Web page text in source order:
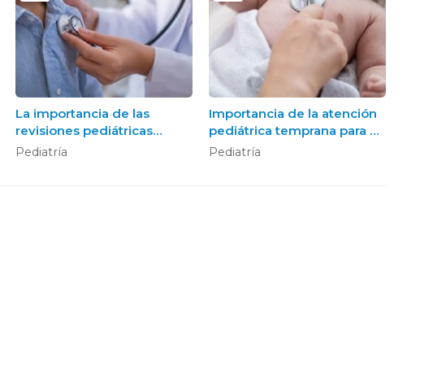
La importancia de las
revisiones pediátricas
regulares para la salud de
Pediatría
Importancia de la atención
pediátrica temprana para el
desarrollo infantil
Pediatría